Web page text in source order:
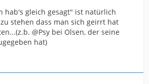
hab's gleich gesagt" ist natürlich
stehen dass man sich geirrt hat
@Psy bei Olsen, der seine
hat)